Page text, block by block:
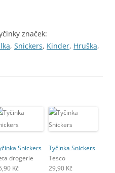
značek:
, Snickers, Kinder, Hruška,
Snickers
drogerie
Kč
Tyčinka Snickers
Tesco
29,90 Kč